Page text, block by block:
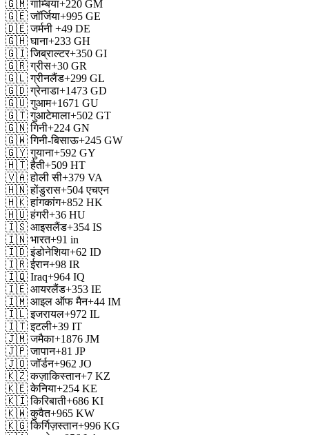
🇬🇲 गाम्बिया+220 GM
🇬🇪 जॉर्जिया+995 GE
🇩🇪 जर्मनी +49 DE
🇬🇭 घाना+233 GH
🇬🇮 जिब्राल्टर+350 GI
🇬🇷 ग्रीस+30 GR
🇬🇱 ग्रीनलैंड+299 GL
🇬🇩 ग्रेनाडा+1473 GD
🇬🇺 गुआम+1671 GU
🇬🇹 गुआटेमाला+502 GT
🇬🇳 गिनी+224 GN
🇬🇼 गिनी-बिसाऊ+245 GW
🇬🇾 गुयाना+592 GY
🇭🇹 हैती+509 HT
🇻🇦 होली सी+379 VA
🇭🇳 होंडुरास+504 एचएन
🇭🇰 हांगकांग+852 HK
🇭🇺 हंगरी+36 HU
🇮🇸 आइसलैंड+354 IS
🇮🇳 भारत+91 in
🇮🇩 इंडोनेशिया+62 ID
🇮🇷 ईरान+98 IR
🇮🇶 Iraq+964 IQ
🇮🇪 आयरलैंड+353 IE
🇮🇲 आइल ऑफ मैन+44 IM
🇮🇱 इजरायल+972 IL
🇮🇹 इटली+39 IT
🇯🇲 जमैका+1876 JM
🇯🇵 जापान+81 JP
🇯🇴 जॉर्डन+962 JO
🇰🇿 कज़ाकिस्तान+7 KZ
🇰🇪 केनिया+254 KE
🇰🇮 किरिबाती+686 KI
🇰🇼 कुवैत+965 KW
🇰🇬 किर्गिज़स्तान+996 KG